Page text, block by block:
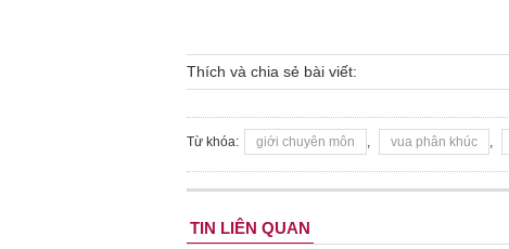
Thích và chia sẻ bài viết:
Từ khóa: giới chuyên môn , vua phân khúc ,
TIN LIÊN QUAN